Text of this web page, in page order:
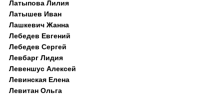
Латыпова Лилия
Латышев Иван
Лашкевич Жанна
Лебедев Евгений
Лебедев Сергей
Левбарг Лидия
Левеншус Алексей
Левинская Елена
Левитан Ольга